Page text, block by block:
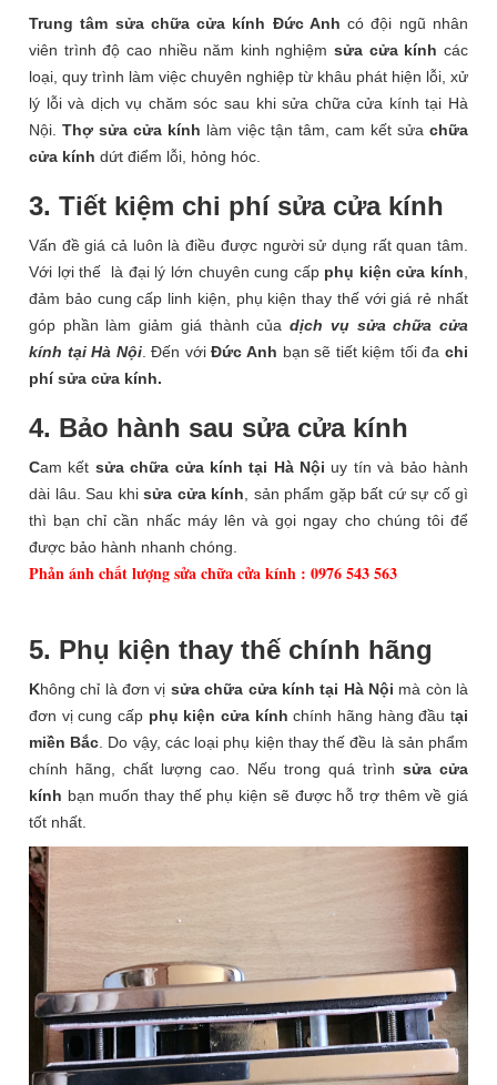
Trung tâm sửa chữa cửa kính Đức Anhcó đội ngũ nhân
viên trình độ cao nhiều năm kinh nghiệmsửa cửa kính các
loại, quy trình làm việc chuyên nghiệp từ khâu phát hiện lỗi, xử
lý lỗi và dịch vụ chăm sóc sau khi sửa chữa cửa kính tại Hà
Nội. Thợ sửa cửa kính làm việc tận tâm, cam kết sửa chữa
cửa kính dứt điểm lỗi, hỏng hóc.
3. Tiết kiệm chi phí sửa cửa kính
Vấn đề giá cả luôn là điều được người sử dụng rất quan tâm.
Với lợi thế là đại lý lớn chuyên cung cấp phụ kiện cửa kính
đảm bảo cung cấp linh kiện, phụ kiện thay thế với giá rẻ nhất
góp phần làm giảm giá thành củadịch vụ sửa chữa cửa
kính tại Hà Nội. Đến vớiĐức Anh bạn sẽ tiết kiệm tối đachi
phí sửa cửa kính.
4. Bảo hành sau sửa cửa kính
Cam kết sửa chữa cửa kính tại Hà Nội uy tín và bảo hành
dài lâu. Sau khi sửa cửa kính , sản phẩm gặp bất cứ sự cố gì
thì bạn chỉ cần nhấc máy lên và gọi ngay cho chúng tôi để
được bảo hành nhanh chóng.
Phản ánh chất lượng sửa chữa cửa kính : 0976 543 563
5. Phụ kiện thay thế chính hãng
Không chỉ là đơn vị sửa chữa cửa kính tại Hà Nội mà còn là
đơn vị cung cấp phụ kiện cửa kính chính hãng hàng đầu tại
miền Bắc . Do vậy, các loại phụ kiện thay thế đều là sản phẩm
chính hãng, chất lượng cao. Nếu trong quá trình sửa cửa
kính bạn muốn thay thế phụ kiện sẽ được hỗ trợ thêm về giá
tốt nhất.